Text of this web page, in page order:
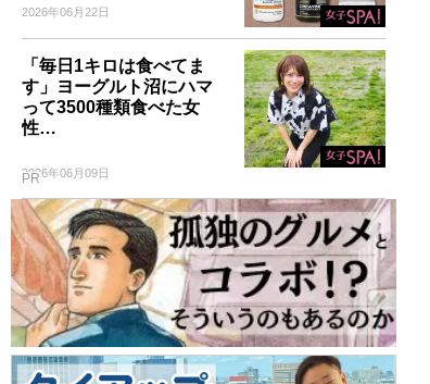
2026年06月22日
「毎日1キロは食べてま
す」ヨーグルト沼にハマ
って3500種類食べた女
性…
2026年06月09日
PR